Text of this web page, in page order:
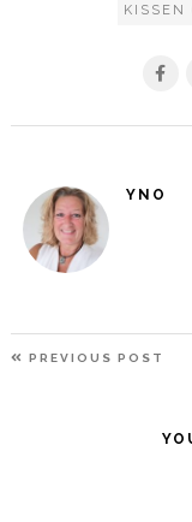
KISSEN
YNO
PREVIOUS POST